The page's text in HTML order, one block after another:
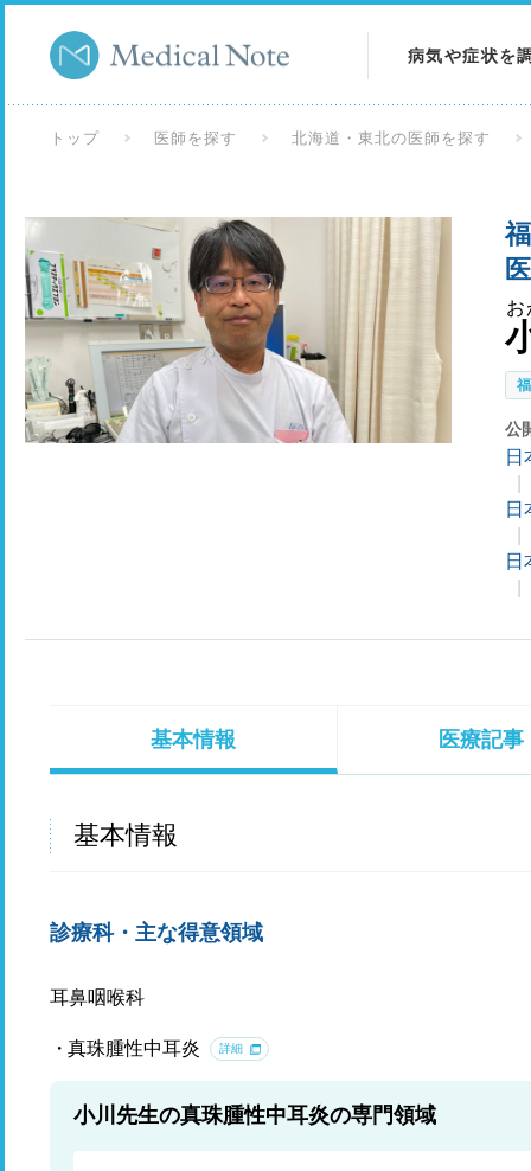
病気や症状を
検査を調べる
トップ 医師を探す 北海道・東北の医師を探す
お
公
日
日
日
基本情報 医療記事
基本情報
診療科・主な得意領域
耳鼻咽喉科
真珠腫性中耳炎 詳細
小川先生の真珠腫性中耳炎の専門領域